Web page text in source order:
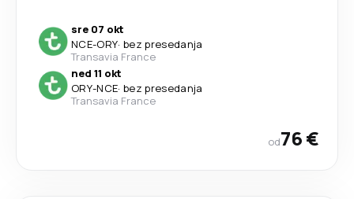
sre 07 okt
NCE-ORY· bez presedanja
Transavia France
ned 11 okt
ORY-NCE· bez presedanja
Transavia France
od76 €